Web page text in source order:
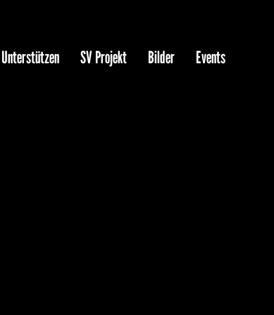
Unterstützen SV Projekt Bilder Events